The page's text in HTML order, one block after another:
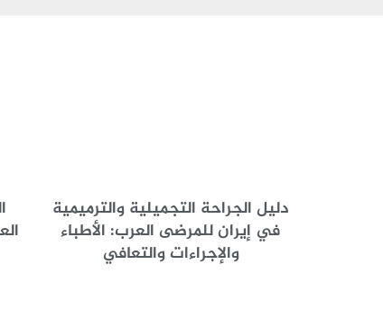
دليل الجراحة التجميلية والترميمية
في إيران للمرضى العرب: الأطباء
والإجراءات والتعافي